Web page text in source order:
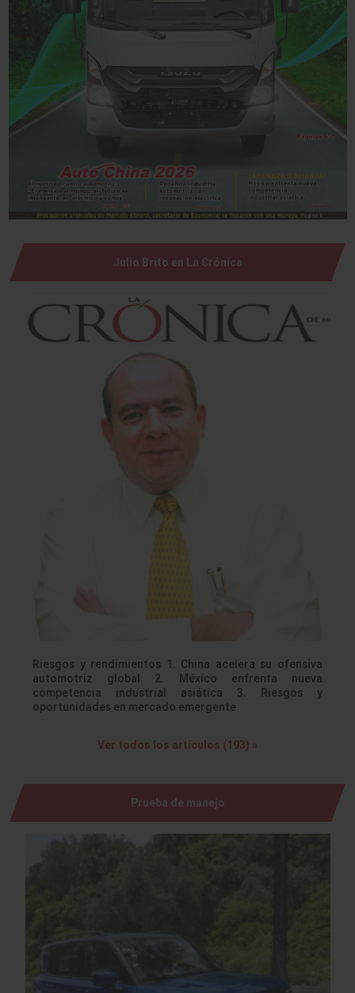
Julio Brito en La Crónica
Riesgos y rendimientos 1. China acelera su ofensiva
automotriz global 2. México enfrenta nueva
competencia industrial asiática 3. Riesgos y
oportunidades en mercado emergente
Ver todos los artículos (193) »
Prueba de manejo